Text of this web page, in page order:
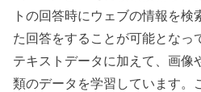
トの回答時にウェブの情報を検
た回答をすることが可能となっ
テキストデータに加えて、画像
類のデータを学習しています。